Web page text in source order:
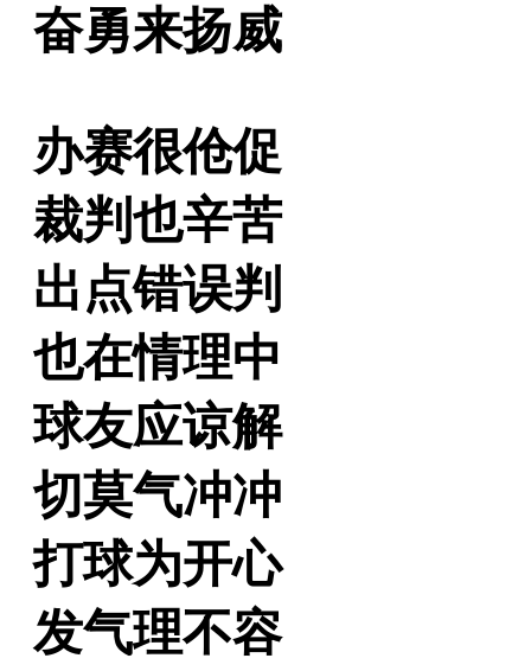
奋勇来扬威
办赛很伧促
裁判也辛苦
出点错误判
也在情理中
球友应谅解
切莫气冲冲
打球为开心
发气理不容